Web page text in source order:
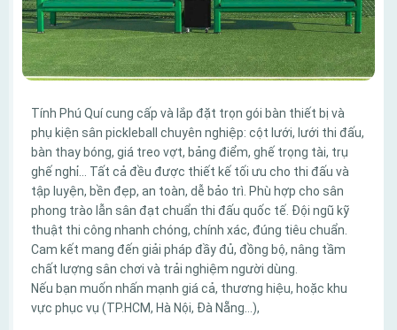
Tính Phú Quí cung cấp và lắp đặt trọn gói bàn thiết bị và
phụ kiện sân pickleball chuyên nghiệp: cột lưới, lưới thi đấu,
bàn thay bóng, giá treo vợt, bảng điểm, ghế trọng tài, trụ
ghế nghỉ… Tất cả đều được thiết kế tối ưu cho thi đấu và
tập luyện, bền đẹp, an toàn, dễ bảo trì. Phù hợp cho sân
phong trào lẫn sân đạt chuẩn thi đấu quốc tế. Đội ngũ kỹ
thuật thi công nhanh chóng, chính xác, đúng tiêu chuẩn.
Cam kết mang đến giải pháp đầy đủ, đồng bộ, nâng tầm
chất lượng sân chơi và trải nghiệm người dùng.
Nếu bạn muốn nhấn mạnh giá cả, thương hiệu, hoặc khu
vực phục vụ (TP.HCM, Hà Nội, Đà Nẵng…),